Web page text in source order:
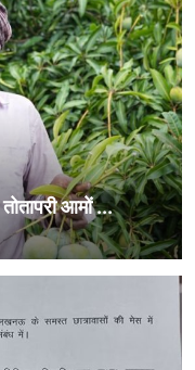
आमों ...